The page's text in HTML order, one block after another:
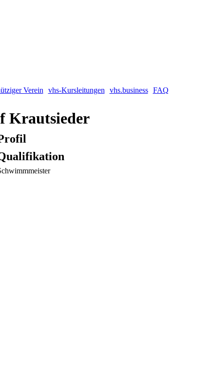
Verein vhs-Kursleitungen vhs.business FAQ
Krautsieder